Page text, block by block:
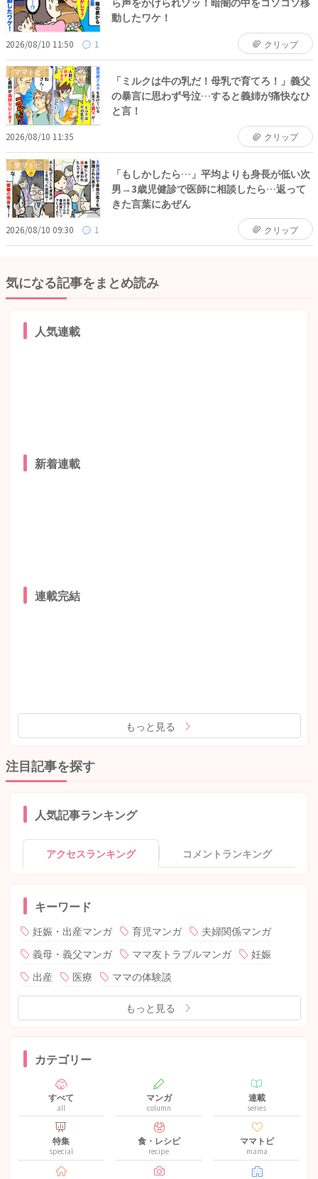
動したワケ！
2026/08/10 11:50 1 クリップ
ママトピ
「ミルクは牛の乳だ！母乳で育てろ！」義父
の暴言に思わず号泣…すると義姉が痛快なひ
と言！
2026/08/10 11:35 クリップ
ママトピ
「もしかしたら…」平均よりも身長が低い次
男→3歳児健診で医師に相談したら…返って
きた言葉にあぜん
2026/08/10 09:30 1 クリップ
気になる記事をまとめ読み
人気連載
新着連載
連載完結
もっと見る
注目記事を探す
人気記事ランキング
アクセスランキング コメントランキング
キーワード
妊娠・出産マンガ 育児マンガ
夫婦関係マンガ
義母・義父マンガ
ママ友トラブルマンガ
妊娠
出産
医療 ママの体験談
もっと見る
カテゴリー
すべて
all
マンガ
column
連載
series
特集
special
食・レシピ
recipe
ママトピ
mama